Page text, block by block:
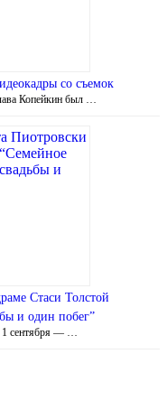
со съемок
Копейкин был …
Стаси Толстой
и один побег”
1 сентября — …